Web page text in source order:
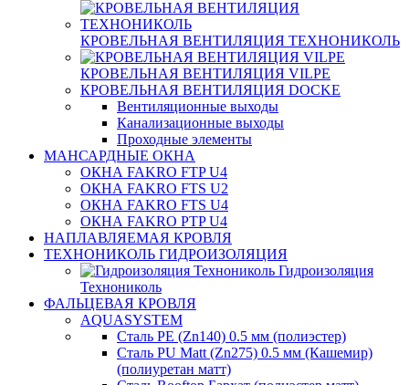
КРОВЕЛЬНАЯ ВЕНТИЛЯЦИЯ ТЕХНОНИКОЛЬ
КРОВЕЛЬНАЯ ВЕНТИЛЯЦИЯ VILPE
КРОВЕЛЬНАЯ ВЕНТИЛЯЦИЯ DOCKE
Вентиляционные выходы
Канализационные выходы
Проходные элементы
МАНСАРДНЫЕ ОКНА
ОКНА FAKRO FTP U4
ОКНА FAKRO FTS U2
ОКНА FAKRO FTS U4
ОКНА FAKRO PTP U4
НАПЛАВЛЯЕМАЯ КРОВЛЯ
ТЕХНОНИКОЛЬ ГИДРОИЗОЛЯЦИЯ
Гидроизоляция
Технониколь
ФАЛЬЦЕВАЯ КРОВЛЯ
AQUASYSTEM
Сталь PE (Zn140) 0.5 мм (полиэстер)
Сталь PU Matt (Zn275) 0.5 мм (Кашемир)
(полиуретан матт)